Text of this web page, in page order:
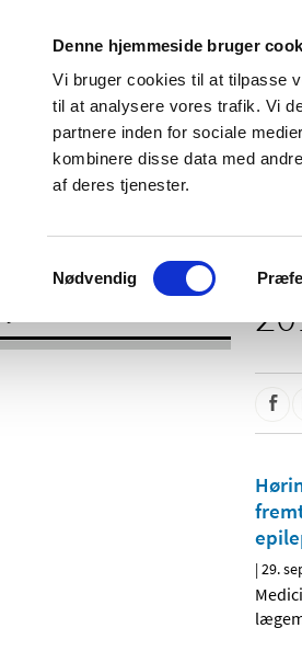
Denne hjemmeside bruger
Vi bruger cookies til at tilpasse
til at analysere vores trafik. Vi
partnere inden for sociale
kombinere disse data med
af deres tjenester.
Samtykkevalg
Nødvendig
Godkendelse og
Bivirkninger og
produktinformation
|29.